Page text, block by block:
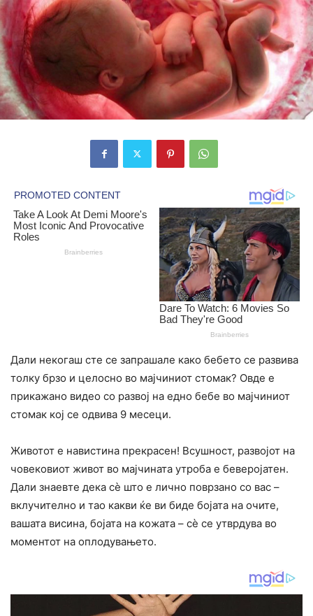
Дали некогаш сте се запрашале како бебето се развива
толку брзо и целосно во мајчиниот стомак? Овде е
прикажано видео со развој на едно бебе во мајчиниот
стомак кој се одвива 9 месеци.
Животот е навистина прекрасен! Всушност, развојот на
човековиот живот во мајчината утроба е беверојатен.
Дали знаевте дека сè што е лично поврзано со вас –
вклучително и тао какви ќе ви биде бојата на очите,
вашата висина, бојата на кожата – сè се утврдува во
моментот на оплодувањето.